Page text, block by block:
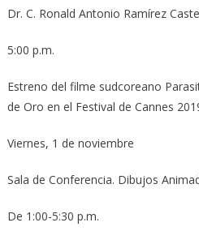
Dr. C. Ronald Antonio Ramírez
5:00 p.m.
Estreno del filme sudcoreano
de Oro en el Festival de Cannes
Viernes, 1 de noviembre
Sala de Conferencia. Dibujos
De 1:00-5:30 p.m.